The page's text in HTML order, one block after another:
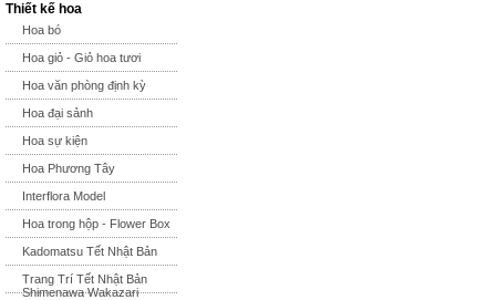
Thiết kế hoa
Hoa bó
Hoa giỏ - Giỏ hoa tươi
Hoa văn phòng định kỳ
Hoa đại sảnh
Hoa sự kiện
Hoa Phương Tây
Interflora Model
Hoa trong hộp - Flower Box
Kadomatsu Tết Nhật Bản
Trang Trí Tết Nhật Bản
Shimenawa Wakazari